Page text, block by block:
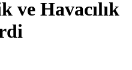
ve Havacılık